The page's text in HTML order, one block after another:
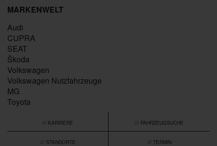
MARKENWELT
Audi
CUPRA
SEAT
Škoda
Volkswagen
Volkswagen Nutzfahrzeuge
MG
Toyota
/// KARRIERE /// FAHRZEUGSUCHE
/// STANDORTE /// TERMIN